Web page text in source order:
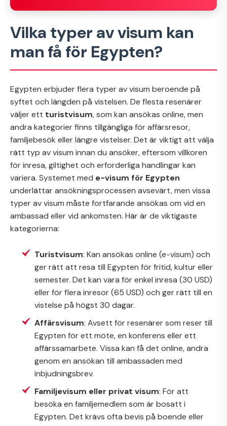
Vilka typer av visum kan
man få för Egypten?
Egypten erbjuder flera typer av visum beroende på
syftet och längden på vistelsen. De flesta resenärer
väljer ett turistvisum, som kan ansökas online, men
andra kategorier finns tillgängliga för affärsresor,
familjebesök eller längre vistelser. Det är viktigt att välja
rätt typ av visum innan du ansöker, eftersom villkoren
för inresa, giltighet och erforderliga handlingar kan
variera. Systemet med e-visum för Egypten
underlättar ansökningsprocessen avsevärt, men vissa
typer av visum måste fortfarande ansökas om vid en
ambassad eller vid ankomsten. Här är de viktigaste
kategorierna:
Turistvisum: Kan ansökas online (e-visum) och
ger rätt att resa till Egypten för fritid, kultur eller
semester. Det kan vara för enkel inresa (30 USD)
eller för flera inresor (65 USD) och ger rätt till en
vistelse på högst 30 dagar.
Affärsvisum: Avsett för resenärer som reser till
Egypten för ett möte, en konferens eller ett
affärssamarbete. Vissa kan få det online, andra
genom en ansökan till ambassaden med
inbjudningsbrev.
Familjevisum eller privat visum: För att
besöka en familjemedlem som är bosatt i
Egypten. Det krävs ofta bevis på boende eller